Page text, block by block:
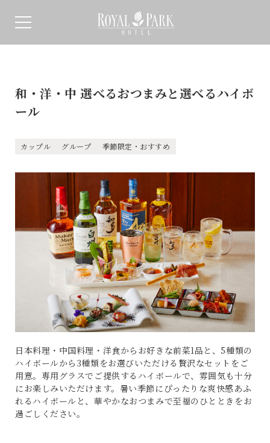
和・洋・中 選べるおつまみと選べるハイボ
ール
カップル グループ 季節限定・おすすめ
日本料理・中国料理・洋食からお好きな前菜1品と、5種類の
ハイボールから3種類をお選びいただける贅沢なセットをご
用意。専用グラスでご提供するハイボールで、雰囲気も十分
にお楽しみいただけます。暑い季節にぴったりな爽快感あふ
れるハイボールと、華やかなおつまみで至福のひとときをお
過ごしください。